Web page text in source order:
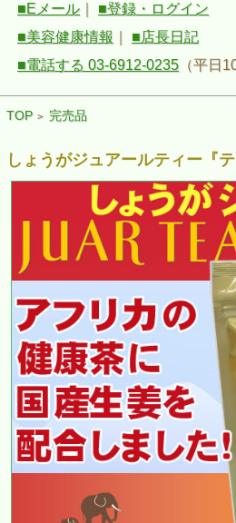
■Eメール
■登録・ログイン
■美容健康情報
■店長日記
■電話する 03-6912-0235 （平日
TOP > 完売品
しょうがジュアールティー『テ